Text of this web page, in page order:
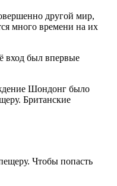
другой мир,
много времени на их
вход был впервые
Шондонг было
Британские
Чтобы попасть